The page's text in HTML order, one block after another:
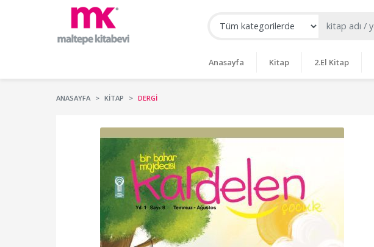
Anasayfa Kitap 2.El Kitap
ANASAYFA KITAP DERGI